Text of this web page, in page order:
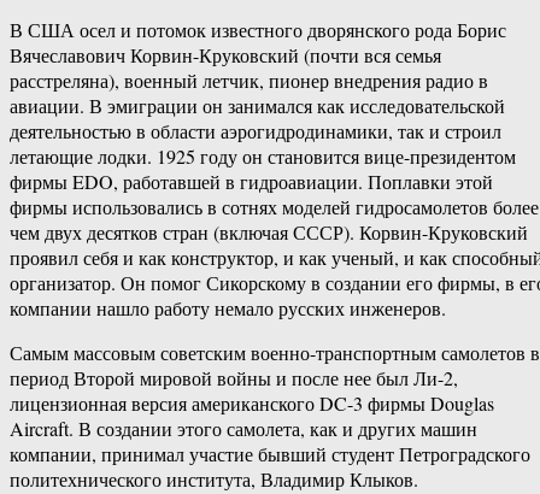
В США осел и потомок известного дворянского рода Борис
Вячеславович Корвин-Круковский (почти вся семья
расстреляна), военный летчик, пионер внедрения радио в
авиации. В эмиграции он занимался как исследовательской
деятельностью в области аэрогидродинамики, так и строил
летающие лодки. 1925 году он становится вице-президентом
фирмы EDO, работавшей в гидроавиации. Поплавки этой
фирмы использовались в сотнях моделей гидросамолетов более
чем двух десятков стран (включая СССР). Корвин-Круковский
проявил себя и как конструктор, и как ученый, и как
организатор. Он помог Сикорскому в создании его фирмы, в
компании нашло работу немало русских инженеров.
Самым массовым советским военно-транспортным самолетов в
период Второй мировой войны и после нее был Ли-2,
лицензионная версия американского DC-3 фирмы Douglas
Aircraft. В создании этого самолета, как и других машин
компании, принимал участие бывший студент Петроградского
политехнического института, Владимир Клыков.